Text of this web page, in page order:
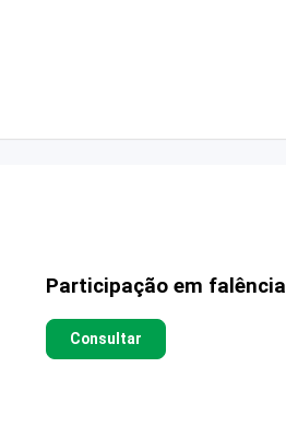
Participação em falência
Consultar